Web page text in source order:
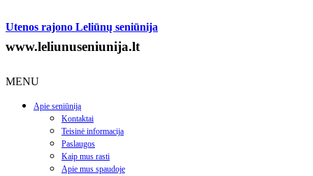
Utenos rajono Leliūnų seniūnija
www.leliunuseniunija.lt
MENU
Apie seniūniją
Kontaktai
Teisinė informacija
Paslaugos
Kaip mus rasti
Apie mus spaudoje